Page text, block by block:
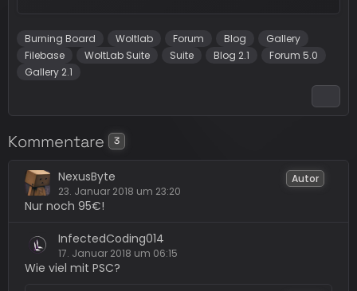
Burning Board Woltlab Forum Blog
Gallery
Filebase
WoltLab Suite Suite Blog 2.1
Forum 5.0
Gallery 2.1
Kommentare 3
NexusByte
23. Januar 2018 um 23:20
Autor
Nur noch 95€!
InfectedCoding014
17. Januar 2018 um 06:15
Wie viel mit PSC?